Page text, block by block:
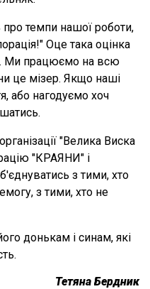
про темпи нашої роботи,
Оце така оцінка
Ми працюємо на всю
це мізер. Якщо наші
або нагодуємо хоч
"Велика Виска
"КРАЯНИ" і
з тими, хто
з тими, хто не
донькам і синам, які
Тетяна Бердник